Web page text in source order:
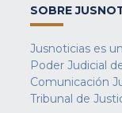
SOBRE
Jusnoticias es
Poder Judicial
Comunicación
Tribunal de